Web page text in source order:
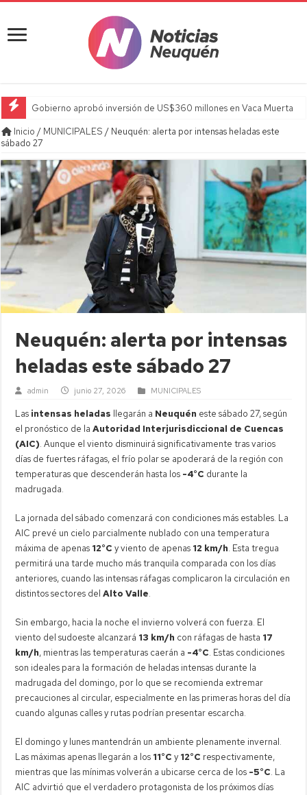
Gobierno aprobó inversión de US$360 millones en Vaca Muerta
Inicio / MUNICIPALES / Neuquén: alerta por intensas heladas este
sábado 27
Neuquén: alerta por intensas
heladas este sábado 27
admin junio 27, 2026 MUNICIPALES
Las intensas heladas llegarán a Neuquén este sábado 27, según
el pronóstico de laAutoridad Interjurisdiccional de Cuencas
(AIC). Aunque el viento disminuirá significativamente tras varios
días de fuertes ráfagas, el frío polar se apoderará de la región con
temperaturas que descenderán hasta los -4°C durante la
madrugada.
La jornada del sábado comenzará con condiciones más estables. La
AIC prevé un cielo parcialmente nublado con una temperatura
máxima de apenas 12°C y viento de apenas 12 km/h. Esta tregua
permitirá una tarde mucho más tranquila comparada con los días
anteriores, cuando las intensas ráfagas complicaron la circulación en
distintos sectores delAlto Valle.
Sin embargo, hacia la noche el invierno volverá con fuerza. El
viento del sudoeste alcanzará 13 km/h con ráfagas de hasta 17
km/h, mientras las temperaturas caerán a -4°C. Estas condiciones
son ideales para la formación de heladas intensas durante la
madrugada del domingo, por lo que se recomienda extremar
precauciones al circular, especialmente en las primeras horas del día
cuando algunas calles y rutas podrían presentar escarcha.
El domingo y lunes mantendrán un ambiente plenamente invernal.
Las máximas apenas llegarán a los 11°C y 12°C respectivamente,
mientras que las mínimas volverán a ubicarse cerca de los -5°C. La
AIC advirtió que el verdadero protagonista de los próximos días